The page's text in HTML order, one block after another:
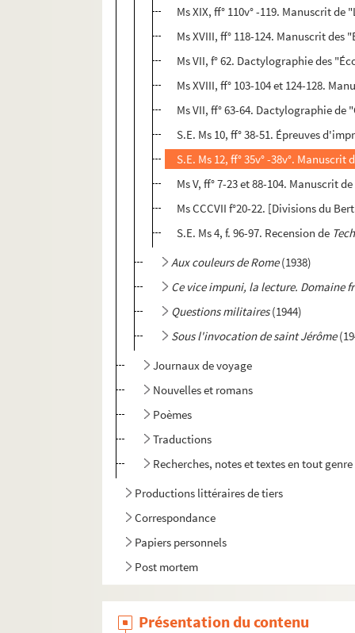
Ms XIX, ff° 110v° -119. Manuscrit
Ms XVIII, ff° 118-124. Manuscrit
Ms VII, f° 62. Dactylographie des
Ms XVIII, ff° 103-104 et 124-128.
Ms VII, ff° 63-64. Dactylographie
S.E. Ms 10, ff° 38-51. Épreuves
S.E. Ms 12, ff° 35v° -38v°. Manuscrit
Ms V, ff° 7-23 et 88-104. Manuscrit
Ms CCCVII f°20-22. [Divisions du
S.E. Ms 4, f. 96-97. Recension de
Aux couleurs de Rome(1938)
Ce vice impuni, la lecture. Domaine
Questions militaires(1944)
Sous l'invocation de saint Jérôme
Journaux de voyage
Nouvelles et romans
Poèmes
Traductions
Recherches, notes et textes en tout genre
Productions littéraires de tiers
Correspondance
Papiers personnels
Post mortem
Présentation du contenu